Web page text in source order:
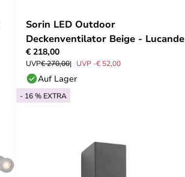
Sorin LED Outdoor
Deckenventilator Beige - Lucande
€ 218,00
UVP€ 270,00 UVP -€ 52,00
Auf Lager
- 16 % EXTRA